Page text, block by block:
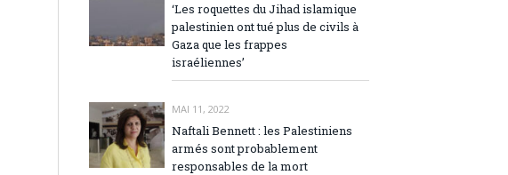
‘Les roquettes du Jihad islamique
palestinien ont tué plus de civils à
Gaza que les frappes
israéliennes’
MAI 11, 2022
Naftali Bennett : les Palestiniens
armés sont probablement
responsables de la mort